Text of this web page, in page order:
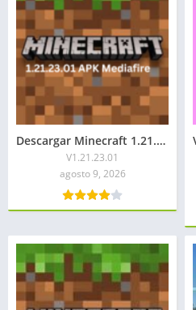
Descargar Minecraft 1.21.23.01 APK Mediafire 2026
V1.21.23.01
agosto 9, 2026